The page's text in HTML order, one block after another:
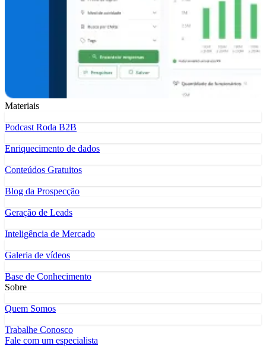
Materiais
Podcast Roda B2B
Enriquecimento de dados
Conteúdos Gratuitos
Blog da Prospecção
Geração de Leads
Inteligência de Mercado
Galeria de vídeos
Base de Conhecimento
Sobre
Quem Somos
Trabalhe Conosco
Fale com um especialista